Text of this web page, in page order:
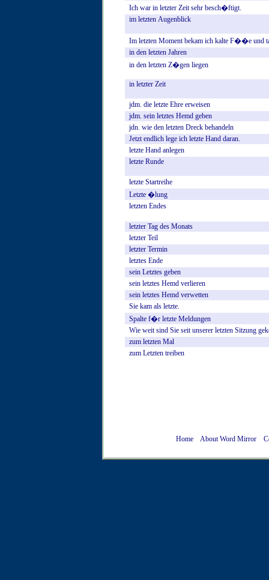
Ich war in letzter Zeit sehr besch�ftigt.
im letzten Augenblick
Im letzten Moment bekam ich kalte F��e und
in den letzten Jahren
in den letzten Z�gen liegen
in letzter Zeit
jdm. die letzte Ehre erweisen
jdm. sein letztes Hemd geben
jdn. wie den letzten Dreck behandeln
Jetzt endlich lege ich letzte Hand daran.
letzte Hand anlegen
letzte Runde
letzte Startreihe
Letzte �lung
letzten Endes
letzter Tag des Monats
letzter Teil
letzter Termin
letztes Ende
sein Letztes geben
sein letztes Hemd verlieren
sein letztes Hemd verwetten
Sie kam als letzte.
Spalte f�r letzte Meldungen
Wie weit sind Sie seit unserer letzten Sitzung
zum letzten Mal
zum Letzten treiben
Home About Word Mirror